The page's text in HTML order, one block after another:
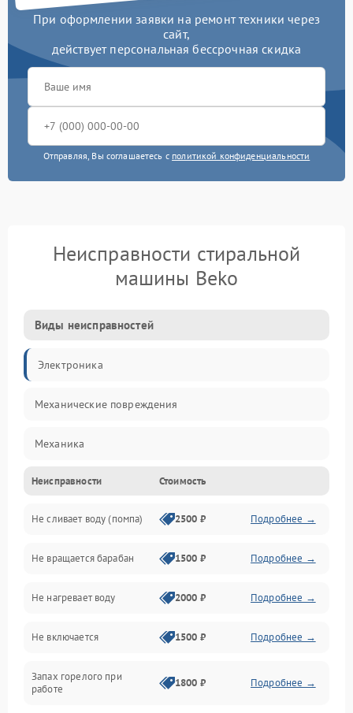
При оформлении заявки на ремонт техники через
сайт,
действует персональная бессрочная скидка
Отправляя, Вы соглашаетесь с политикой конфиденциальности
Неисправности стиральной
машины Beko
Виды неисправностей
Электроника
Механические повреждения
Механика
Электропитание
Водоснабжение
Слив
Программное обеспечение
Неисправности Стоимость
Не сливает воду (помпа) 2500 ₽ Подробнее →
Не вращается барабан 1500 ₽ Подробнее →
Не нагревает воду 2000 ₽ Подробнее →
Не включается 1500 ₽ Подробнее →
Запах горелого при
работе
1800 ₽ Подробнее →